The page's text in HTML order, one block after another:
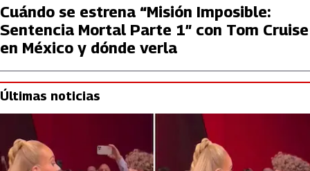
Cuándo se estrena “Misión Imposible:
Sentencia Mortal Parte 1″ con Tom Cruise
en México y dónde verla
Últimas noticias